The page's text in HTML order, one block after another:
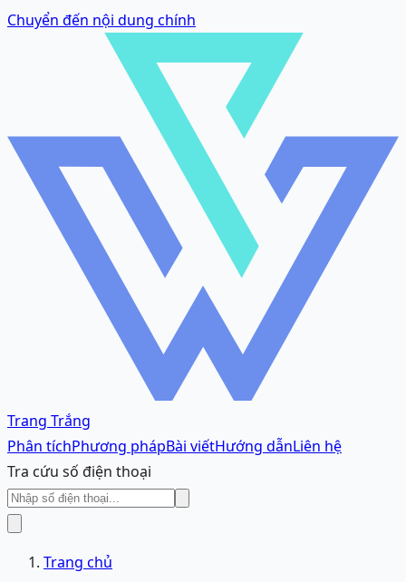
Chuyển đến nội dung chính
Trang Trắng
Phân tíchPhương phápBài viếtHướng dẫnLiên hệ
Tra cứu số điện thoại
Trang chủ